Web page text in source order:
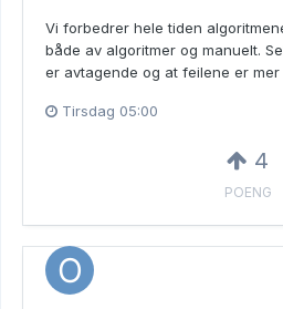
Vi forbedrer hele tiden
både av algoritmer og manuelt.
er avtagende og at feilene er mer
Tirsdag 05:00
4
POENG